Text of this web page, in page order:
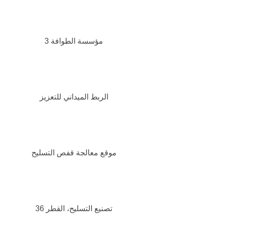
مؤسسة الطوافة 3
الربط الميداني للتعزيز
موقع معالجة قفص التسليح
تصنيع التسليح، القطر 36